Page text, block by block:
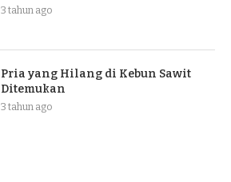
3 tahun ago
Pria yang Hilang di Kebun Sawit
Ditemukan
3 tahun ago